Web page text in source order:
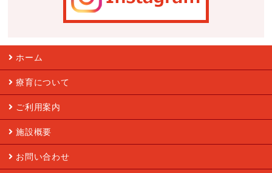
ホーム
療育について
ご利用案内
施設概要
お問い合わせ